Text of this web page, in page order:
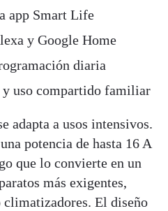
app Smart Life
y Google Home
diaria
y uso compartido familiar
adapta a usos intensivos.
potencia de hasta 16 A
que lo convierte en un
más exigentes,
climatizadores. El diseño